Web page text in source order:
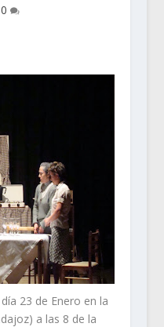
0
23 de Enero en la
a las 8 de la